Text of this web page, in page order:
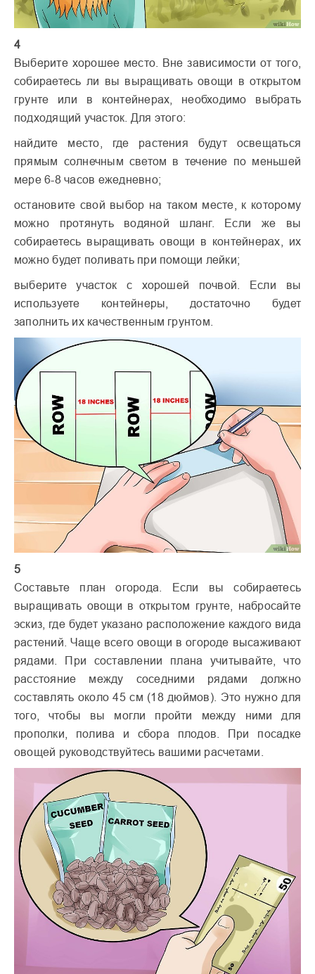
4
Выберите хорошее место. Вне зависимости от того,
собираетесь ли вы выращивать овощи в открытом
грунте или в контейнерах, необходимо выбрать
подходящий участок. Для этого:
найдите место, где растения будут освещаться
прямым солнечным светом в течение по меньшей
мере 6-8 часов ежедневно;
остановите свой выбор на таком месте, к которому
можно протянуть водяной шланг. Если же вы
собираетесь выращивать овощи в контейнерах, их
можно будет поливать при помощи лейки;
выберите участок с хорошей почвой. Если вы
используете контейнеры, достаточно будет
заполнить их качественным грунтом.
5
Составьте план огорода. Если вы собираетесь
выращивать овощи в открытом грунте, набросайте
эскиз, где будет указано расположение каждого вида
растений. Чаще всего овощи в огороде высаживают
рядами. При составлении плана учитывайте, что
расстояние между соседними рядами должно
составлять около 45 см (18 дюймов). Это нужно для
того, чтобы вы могли пройти между ними для
прополки, полива и сбора плодов. При посадке
овощей руководствуйтесь вашими расчетами.